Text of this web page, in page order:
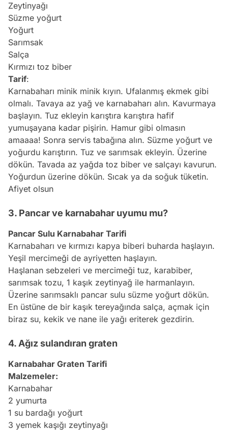
Zeytinyağı
Süzme yoğurt
Yoğurt
Sarımsak
Salça
Kırmızı toz biber
Tarif:
Karnabaharı minik minik kıyın. Ufalanmış ekmek gibi
olmalı. Tavaya az yağ ve karnabaharı alın. Kavurmaya
başlayın. Tuz ekleyin karıştıra karıştıra hafif
yumuşayana kadar pişirin. Hamur gibi olmasın
amaaaa! Sonra servis tabağına alın. Süzme yoğurt ve
yoğurdu karıştırın. Tuz ve sarımsak ekleyin. Üzerine
dökün. Tavada az yağda toz biber ve salçayı kavurun.
Yoğurdun üzerine dökün. Sıcak ya da soğuk tüketin.
Afiyet olsun
3. Pancar ve karnabahar uyumu mu?
Pancar Sulu Karnabahar Tarifi
Karnabaharı ve kırmızı kapya biberi buharda haşlayın.
Yeşil mercimeği de ayriyetten haşlayın.
Haşlanan sebzeleri ve mercimeği tuz, karabiber,
sarımsak tozu, 1 kaşık zeytinyağ ile harmanlayın.
Üzerine sarımsaklı pancar sulu süzme yoğurt dökün.
En üstüne de bir kaşık tereyağında salça, açmak için
biraz su, kekik ve nane ile yağı eriterek gezdirin.
4. Ağız sulandıran graten
Karnabahar Graten Tarifi
Malzemeler:
Karnabahar
2 yumurta
1 su bardağı yoğurt
3 yemek kaşığı zeytinyağı